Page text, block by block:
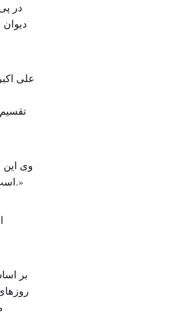
در
علی
وی
است: «هر کس در این مسیر حرکت کند در راستای کرامت بانوان گام برداشته است.»
بر